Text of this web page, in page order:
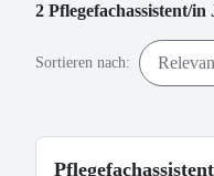
2 Pflegefachassistent/in
Sortieren nach: